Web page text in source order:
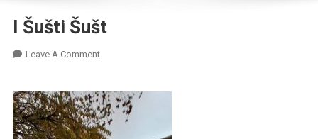
I Šušti Šušt
Leave A CommentOn
Šušt